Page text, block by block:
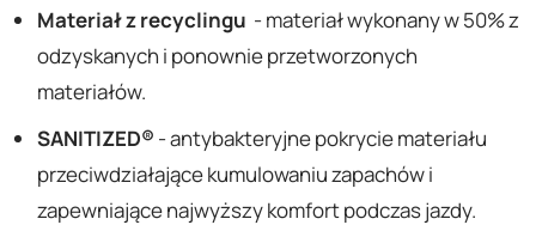
Materiał z recyclingu - materiał wykonany w 50% z
odzyskanych i ponownie przetworzonych
materiałów.
SANITIZED® - antybakteryjne pokrycie materiału
przeciwdziałające kumulowaniu zapachów i
zapewniające najwyższy komfort podczas jazdy.